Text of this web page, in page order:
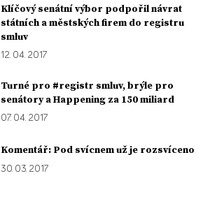
Klíčový senátní výbor podpořil návrat
státních a městských firem do registru
smluv
12. 04. 2017
Turné pro #registr smluv, brýle pro
senátory a Happening za 150 miliard
07. 04. 2017
Komentář: Pod svícnem už je rozsvíceno
30. 03. 2017